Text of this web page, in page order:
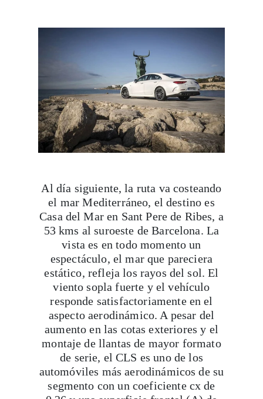
Al día siguiente, la ruta va costeando
el mar Mediterráneo, el destino es
Casa del Mar en Sant Pere de Ribes, a
53 kms al suroeste de Barcelona. La
vista es en todo momento un
espectáculo, el mar que pareciera
estático, refleja los rayos del sol. El
viento sopla fuerte y el vehículo
responde satisfactoriamente en el
aspecto aerodinámico. A pesar del
aumento en las cotas exteriores y el
montaje de llantas de mayor formato
de serie, el CLS es uno de los
automóviles más aerodinámicos de su
segmento con un coeficiente cx de